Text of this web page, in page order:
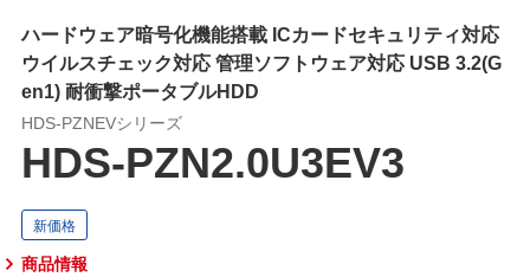
ハードウェア暗号化機能搭載 ICカードセキュリティ対応
ウイルスチェック対応 管理ソフトウェア対応 USB 3.2(G
en1) 耐衝撃ポータブルHDD
HDS-PZNEVシリーズ
HDS-PZN2.0U3EV3
商品情報